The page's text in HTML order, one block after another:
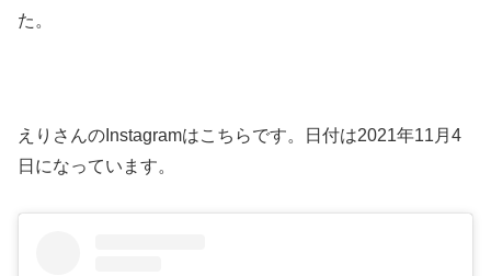
た。
えりさんのInstagramはこちらです。日付は2021年11月4
日になっています。